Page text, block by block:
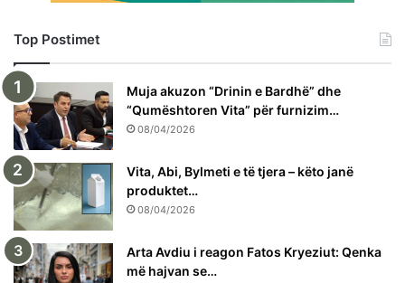
Top Postimet
Muja akuzon “Drinin e Bardhë” dhe
“Qumështoren Vita” për furnizim…
08/04/2026
Vita, Abi, Bylmeti e të tjera – këto janë
produktet…
08/04/2026
Arta Avdiu i reagon Fatos Kryeziut: Qenka
më hajvan se…